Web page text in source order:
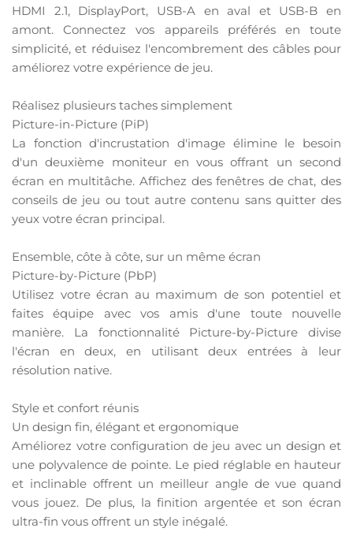
HDMI 2.1, DisplayPort, USB-A en aval et USB-B en
amont. Connectez vos appareils préférés en toute
simplicité, et réduisez l'encombrement des câbles pour
améliorez votre expérience de jeu.
Réalisez plusieurs taches simplement
Picture-in-Picture (PiP)
La fonction d'incrustation d'image élimine le besoin
d'un deuxième moniteur en vous offrant un second
écran en multitâche. Affichez des fenêtres de chat, des
conseils de jeu ou tout autre contenu sans quitter des
yeux votre écran principal.
Ensemble, côte à côte, sur un même écran
Picture-by-Picture (PbP)
Utilisez votre écran au maximum de son potentiel et
faites équipe avec vos amis d'une toute nouvelle
manière. La fonctionnalité Picture-by-Picture divise
l'écran en deux, en utilisant deux entrées à leur
résolution native.
Style et confort réunis
Un design fin, élégant et ergonomique
Améliorez votre configuration de jeu avec un design et
une polyvalence de pointe. Le pied réglable en hauteur
et inclinable offrent un meilleur angle de vue quand
vous jouez. De plus, la finition argentée et son écran
ultra-fin vous offrent un style inégalé.